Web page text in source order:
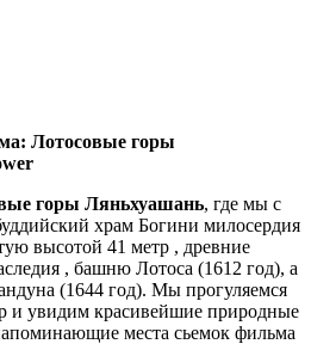
Лотосовые горы
горы Ляньхуашань, где мы с
храм Богини милосердия
высотой 41 метр , древние
, башню Лотоса (1612 год), а
(1644 год). Мы прогуляемся
и увидим красивейшие природные
места сьемок фильма